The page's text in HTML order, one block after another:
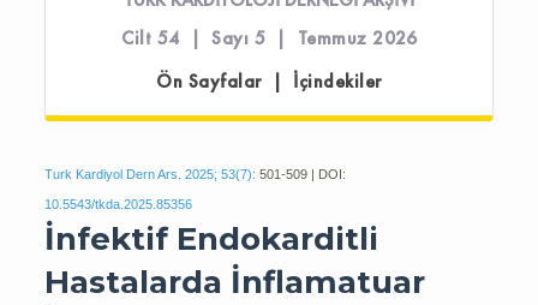
Cilt 54 | Sayı 5 | Temmuz 2026
Ön Sayfalar | İçindekiler
Turk Kardiyol Dern Ars. 2025; 53(7): 501-509 | DOI:
10.5543/tkda.2025.85356
İnfektif Endokarditli
Hastalarda İnflamatuar